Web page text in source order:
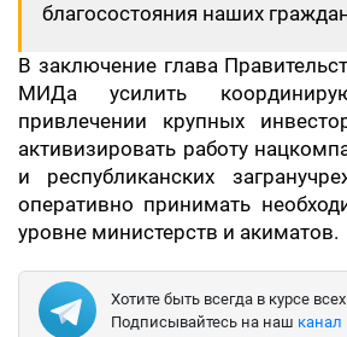
благосостояния наших
В заключение глава
МИДа усилить
привлечении крупных
активизировать работу
и республиканских
оперативно принимать
уровне министерств и акиматов.
Хотите быть всегда в курсе
Подписывайтесь на наш канал